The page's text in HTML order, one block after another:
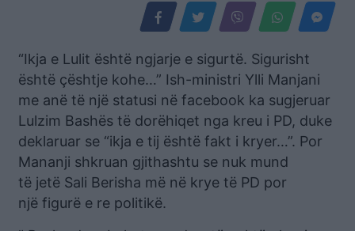
“Ikja e Lulit është ngjarje e sigurtë. Sigurisht
është çështje kohe…” Ish-ministri Ylli Manjani
me anë të një statusi në facebook ka sugjeruar
Lulzim Bashës të dorëhiqet nga kreu i PD, duke
deklaruar se “ikja e tij është fakt i kryer…”. Por
Mananji shkruan gjithashtu se nuk mund
të jetë Sali Berisha më në krye të PD por
një figurë e re politikë.